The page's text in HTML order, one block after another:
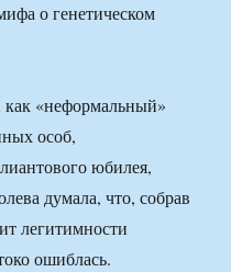
о генетическом
«неформальный»
особ,
юбилея,
думала, что, собрав
легитимности
ошиблась.